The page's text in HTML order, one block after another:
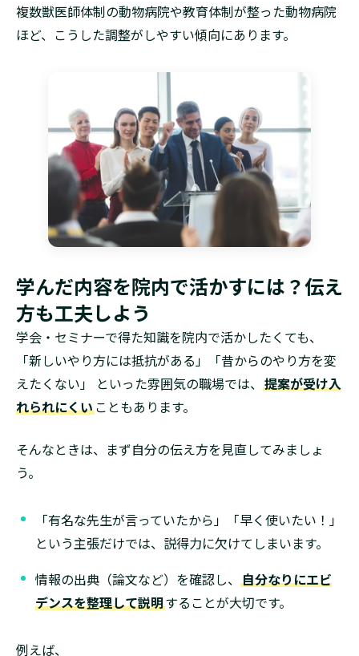
複数獣医師体制の動物病院や教育体制が整った動物病院
ほど、こうした調整がしやすい傾向にあります。
学んだ内容を院内で活かすには？伝え
方も工夫しよう
学会・セミナーで得た知識を院内で活かしたくても、
「新しいやり方には抵抗がある」「昔からのやり方を変
えたくない」 といった雰囲気の職場では、 提案が受け入
れられにくいこともあります。
そんなときは、まず自分の伝え方を見直してみましょ
う。
「有名な先生が言っていたから」「早く使いたい！」
という主張だけでは、説得力に欠けてしまいます。
情報の出典（論文など）を確認し、 自分なりにエビ
デンスを整理して説明することが大切です。
例えば、